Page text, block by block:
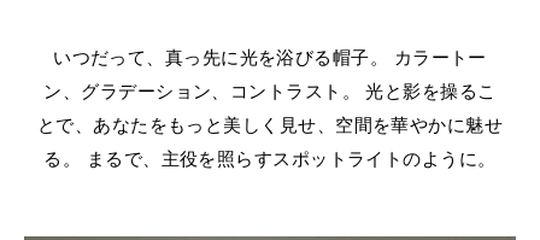
いつだって、真っ先に光を浴びる帽子。
カラートー
ン、グラデーション、コントラスト。
光と影を操るこ
とで、あなたをもっと美しく見せ、空間を華やかに魅せ
る。
まるで、主役を照らすスポットライトのように。